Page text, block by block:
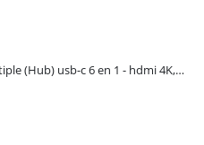
Adaptateur multiple (Hub) usb-c 6 en 1 - hdmi 4K, 3 ports USB 3.0 et lecteur de carte sd tf - UGREEN